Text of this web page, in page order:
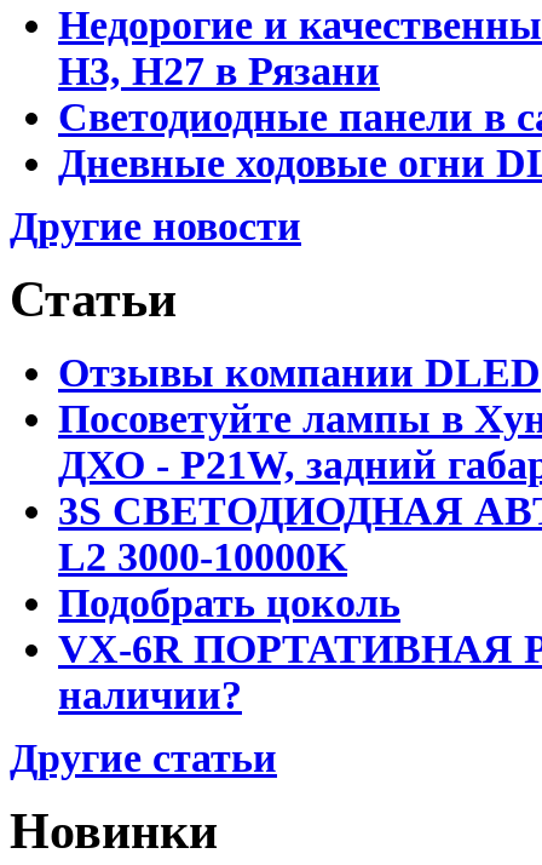
Недорогие и
Н3, Н27 в Рязани
Светодиодные панели в
Дневные ходовые огни
Другие новости
Статьи
Отзывы компании DLED
Посоветуйте лампы в
ДХО - P21W, задний
3S СВЕТОДИОДНАЯ
L2 3000-10000K
Подобрать цоколь
VX-6R ПОРТАТИВНАЯ
наличии?
Другие статьи
Новинки